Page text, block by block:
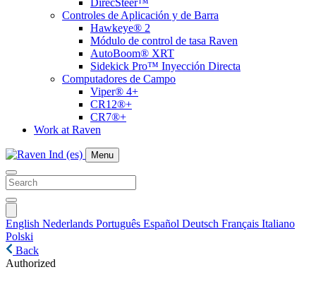
DirecSteer™
Controles de Aplicación y de Barra
Hawkeye® 2
Módulo de control de tasa Raven
AutoBoom® XRT
Sidekick Pro™ Inyección Directa
Computadores de Campo
Viper® 4+
CR12®+
CR7®+
Work at Raven
Menu
English Nederlands Português Español Deutsch Français Italiano
Polski
Back
Authorized